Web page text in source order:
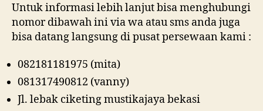
Untuk informasi lebih lanjut bisa menghubungi
nomor dibawah ini via wa atau sms anda juga
bisa datang langsung di pusat persewaan kami :
082181181975 (mita)
081317490812 (vanny)
Jl. lebak ciketing mustikajaya bekasi